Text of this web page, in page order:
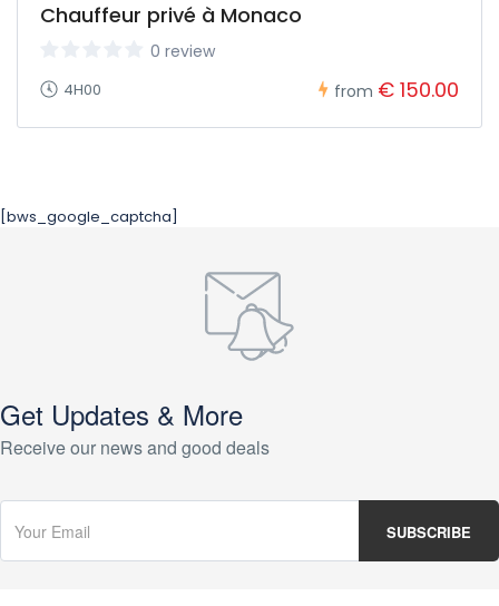
Chauffeur privé à Monaco
0 review
4H00 from € 150.00
[bws_google_captcha]
Get Updates & More
Receive our news and good deals